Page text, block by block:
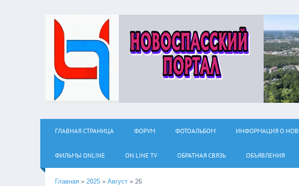
ГЛАВНАЯ СТРАНИЦА ФОРУМ ФОТОАЛЬБОМ ИНФОРМАЦИЯ О
ФИЛЬМЫ ОNLINE ON LINE TV ОБРАТНАЯ СВЯЗЬ ОБЪЯВЛЕНИЯ
Главная » 2025 » Август » 26